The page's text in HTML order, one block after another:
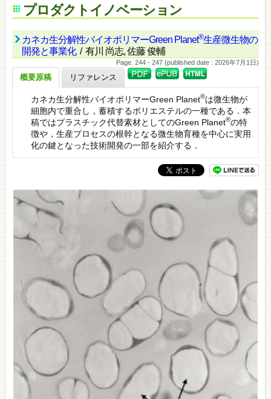
プロダクトイノベーション
カネカ生分解性バイオポリマーGreen Planet®生産微生物の
開発と事業化 / 有川 尚志, 佐藤 俊輔
Page. 244 - 247 (published date : 2026年7月1日)
概要原稿 リファレンス
カネカ生分解性バイオポリマーGreen Planet®は微生物が
細胞内で重合し，蓄積するポリエステルの一種である．本
稿ではプラスチック代替素材としてのGreen Planet®の特
徴や，生産プロセスの根幹となる微生物育種を中心に実用
化の鍵となった技術開発の一部を紹介する．